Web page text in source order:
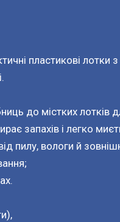
пластикові
до містких лотків
запахів і легко
пилу, вологи й